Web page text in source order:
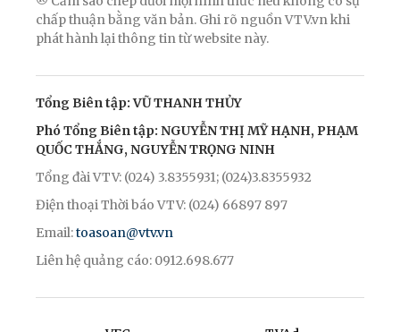
chấp thuận bằng văn bản. Ghi rõ nguồn VTV.vn khi
phát hành lại thông tin từ website này.
Tổng Biên tập: VŨ THANH THỦY
Phó Tổng Biên tập: NGUYỄN THỊ MỸ HẠNH, PHẠM
QUỐC THẮNG, NGUYỄN TRỌNG NINH
Tổng đài VTV: (024) 3.8355931; (024)3.8355932
Điện thoại Thời báo VTV: (024) 66897 897
Email:toasoan@vtv.vn
Liên hệ quảng cáo: 0912.698.677